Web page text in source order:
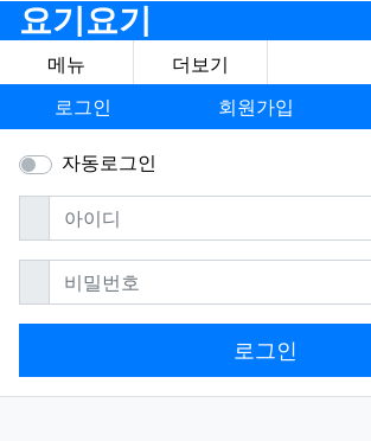
요기요기
메뉴
더보기
로그인
회원가입
자동로그인
아이디필수
비밀번호필수
로그인